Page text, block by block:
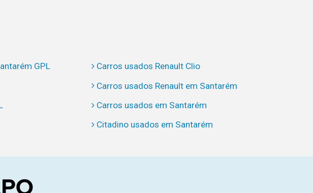
GPL
Carros usados Renault Clio
Carros usados Renault em Santarém
Carros usados em Santarém
Citadino usados em Santarém